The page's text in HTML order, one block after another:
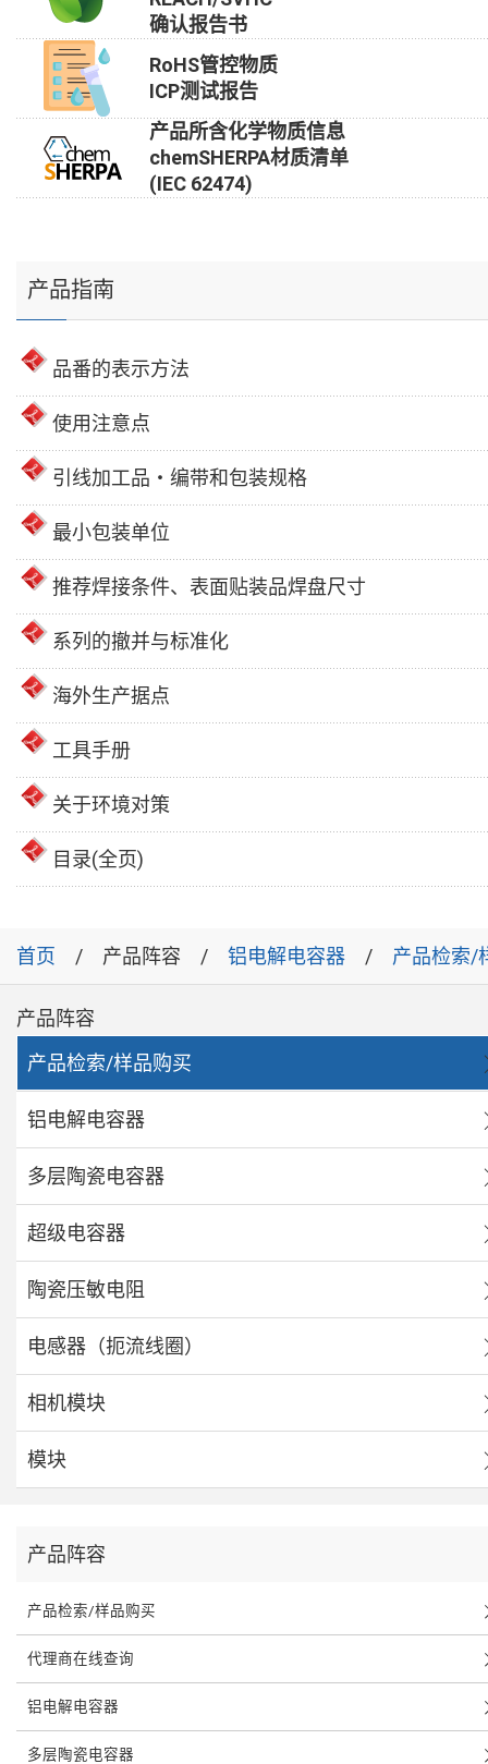
确认报告书
RoHS管控物质
ICP测试报告
产品所含化学物质信息
chemSHERPA材质清单
(IEC 62474)
产品指南
品番的表示方法
使用注意点
引线加工品・编带和包装规格
最小包装单位
推荐焊接条件、表面贴装品焊盘尺寸
系列的撤并与标准化
海外生产据点
工具手册
关于环境对策
目录(全页)
首页 产品阵容 铝电解电容器 产品检索/
产品阵容
产品检索/样品购买
铝电解电容器
多层陶瓷电容器
超级电容器
陶瓷压敏电阻
电感器（扼流线圈）
相机模块
模块
产品阵容
产品检索/样品购买
代理商在线查询
铝电解电容器
多层陶瓷电容器